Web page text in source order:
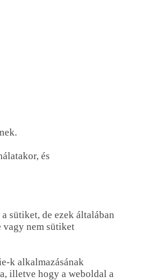
és
sütiket, de ezek általában
vagy nem sütiket
k alkalmazásának
illetve hogy a weboldal a